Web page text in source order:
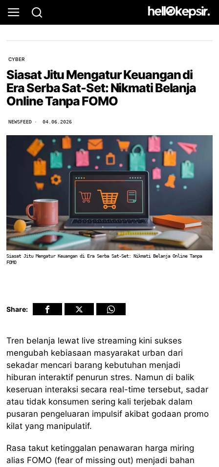
CYBER
Siasat Jitu Mengatur Keuangan di
Era Serba Sat-Set: Nikmati Belanja
Online Tanpa FOMO
NEWSFEED 04.06.2026
Siasat Jitu Mengatur Keuangan di Era Serba Sat-Set: Nikmati Belanja Online Tanpa
FOMO
Share:
Tren belanja lewat live streaming kini sukses
mengubah kebiasaan masyarakat urban dari
sekadar mencari barang kebutuhan menjadi
hiburan interaktif penurun stres. Namun di balik
keseruan interaksi secara real-time tersebut, sadar
atau tidak konsumen sering kali terjebak dalam
pusaran pengeluaran impulsif akibat godaan promo
kilat yang manipulatif.
Rasa takut ketinggalan penawaran harga miring
alias FOMO (fear of missing out) menjadi bahan